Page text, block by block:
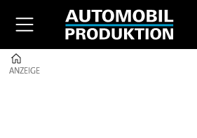
ANZEIGE
ANZEIGE